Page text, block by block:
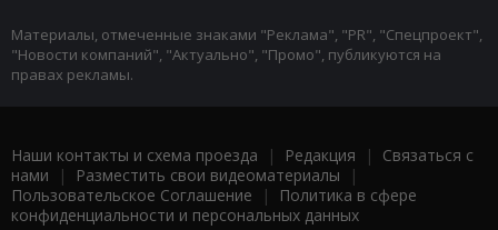
Материалы, отмеченные знаками "Реклама", "PR", "Спецпроект",
"Новости компаний", "Актуально", "Промо", публикуются на
правах рекламы.
Наши контакты и схема проезда | Редакция | Связаться с
нами | Разместить свои видеоматериалы |
Пользовательское Соглашение |
Политика в сфере
конфиденциальности и персональных данных